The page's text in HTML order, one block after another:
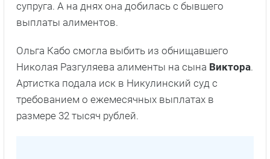
супруга. А на днях она добилась с бывшего
выплаты алиментов.
Ольга Кабо смогла выбить из обнищавшего
Николая Разгуляева алименты на сына Виктора.
Артистка подала иск в Никулинский суд с
требованием о ежемесячных выплатах в
размере 32 тысяч рублей.